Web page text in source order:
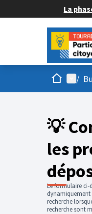
La
AccueilMenu
/
💡
les
Le formulaire ci-
dynamiquement
recherche
recherche sont